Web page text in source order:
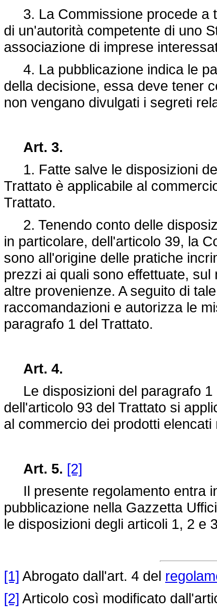
3. La Commissione procede a
di un'autorità competente di uno
associazione di imprese
4. La pubblicazione indica le
della decisione, essa deve tener
non vengano divulgati i segreti
Art. 3.
1. Fatte salve le disposizioni
Trattato è applicabile al
Trattato.
2. Tenendo conto delle
in particolare, dell'articolo 39, la
sono all'origine delle pratiche
prezzi ai quali sono effettuate,
altre provenienze. A seguito di
raccomandazioni e autorizza le
paragrafo 1 del Trattato.
Art. 4.
Le disposizioni del paragrafo 1
dell'articolo 93 del Trattato si
al commercio dei prodotti
Art. 5. [2]
Il presente regolamento entra
pubblicazione nella Gazzetta
le disposizioni degli articoli 1, 2 e
[1] Abrogato dall'art. 4 del
[2] Articolo così modificato